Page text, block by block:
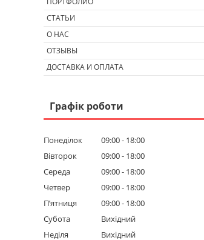
СТАТЬИ
О НАС
ОТЗЫВЫ
ДОСТАВКА И ОПЛАТА
Графік роботи
Понеділок 09:00
18:00
Вівторок
09:00
18:00
Середа
09:00
18:00
Четвер
09:00
18:00
Пʼятниця
09:00
18:00
Субота
Вихідний
Неділя
Вихідний